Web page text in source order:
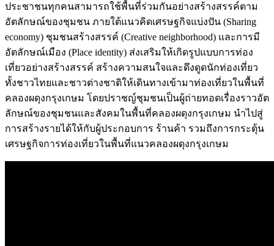
ประชาชนทุกคนสามารถใช้พื้นที่ร่วมกันอย่างสร้างสรรค์ตาม
อัตลักษณ์ของชุมชน ภายใต้แนวคิดเศรษฐกิจแบ่งปัน (Sharing
economy) ชุมชนสร้างสรรค์ (Creative neighborhood) และการมี
อัตลักษณ์เมือง (Place identity) ส่งเสริมให้เกิดรูปแบบการท่อง
เที่ยวอย่างสร้างสรรค์ สร้างความสนใจและดึงดูดนักท่องเที่ยว
ทั้งชาวไทยและชาวต่างชาติให้เดินทางเข้ามาท่องเที่ยวในพื้นที่
คลองผดุงกรุงเกษม โดยปราชญ์ชุมชนเป็นผู้ถ่ายทอดเรื่องราวอัต
ลักษณ์ของชุมชนและสังคมในพื้นที่คลองผดุงกรุงเกษม นำไปสู่
การสร้างรายได้ให้กับผู้ประกอบการ ร้านค้า รวมถึงการกระตุ้น
เศรษฐกิจการท่องเที่ยวในพื้นที่แนวคลองผดุงกรุงเกษม